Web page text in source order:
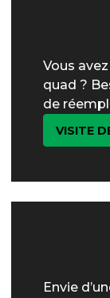
Vous
quad ?
de
VISITE
Envie